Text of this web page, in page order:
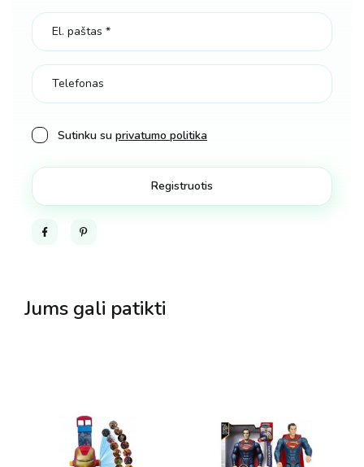
Sutinku su privatumo politika
FacebookPinterest
Jums gali patikti